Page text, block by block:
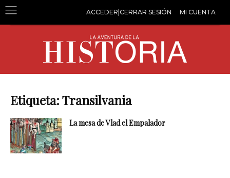
ACCEDER|CERRAR SESIÓN MI CUENTA
Etiqueta: Transilvania
La mesa de Vlad el Empalador